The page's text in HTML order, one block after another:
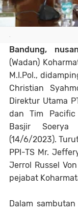
.
Bandung,
(Wadan)
M.I.Pol.,
Christian
Direktur Utama
dan Tim Pacific
Basjir Soerya
(14/6/2023).
PPI-TS Mr.
Jerrol Russel
pejabat
Dalam